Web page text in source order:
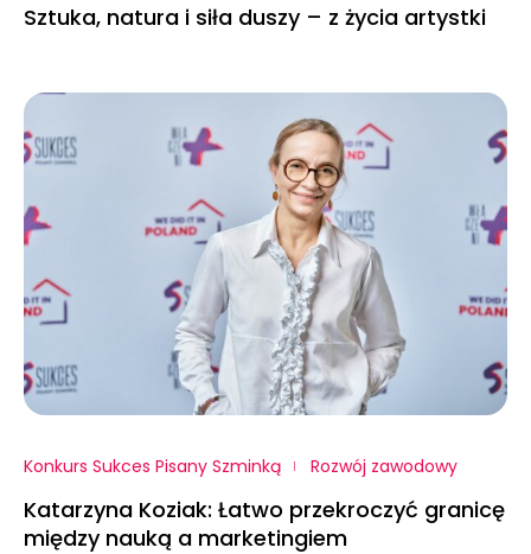
Sztuka, natura i siła duszy – z życia artystki
Konkurs Sukces Pisany Szminką Rozwój zawodowy
Katarzyna Koziak: Łatwo przekroczyć granicę
między nauką a marketingiem